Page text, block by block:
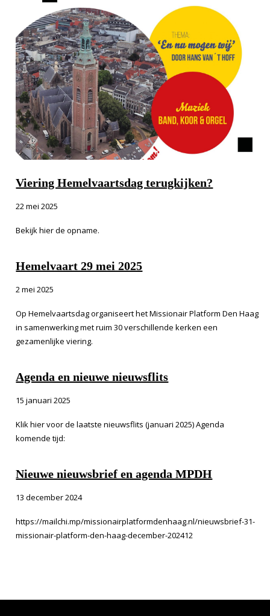
Viering Hemelvaartsdag terugkijken?
22 mei 2025
Bekijk hier de opname.
Hemelvaart 29 mei 2025
2 mei 2025
Op Hemelvaartsdag organiseert het Missionair Platform Den Haag
in samenwerking met ruim 30 verschillende kerken een
gezamenlijke viering.
Agenda en nieuwe nieuwsflits
15 januari 2025
Klik hier voor de laatste nieuwsflits (januari 2025) Agenda
komende tijd:
Nieuwe nieuwsbrief en agenda MPDH
13 december 2024
https://mailchi.mp/missionairplatformdenhaag.nl/nieuwsbrief-31-
missionair-platform-den-haag-december-202412